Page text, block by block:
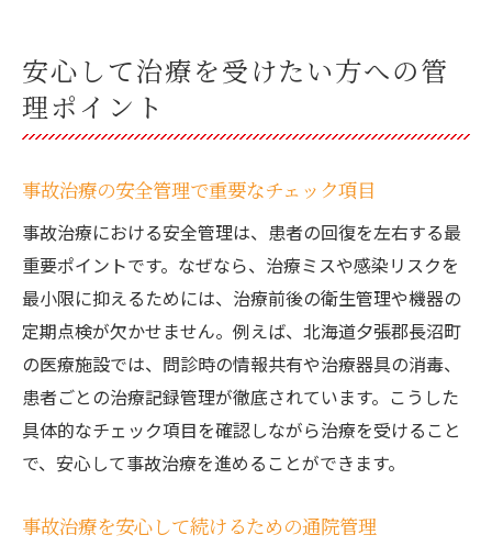
安心して治療を受けたい方への管
理ポイント
事故治療の安全管理で重要なチェック項目
事故治療における安全管理は、患者の回復を左右する最
重要ポイントです。なぜなら、治療ミスや感染リスクを
最小限に抑えるためには、治療前後の衛生管理や機器の
定期点検が欠かせません。例えば、北海道夕張郡長沼町
の医療施設では、問診時の情報共有や治療器具の消毒、
患者ごとの治療記録管理が徹底されています。こうした
具体的なチェック項目を確認しながら治療を受けること
で、安心して事故治療を進めることができます。
事故治療を安心して続けるための通院管理